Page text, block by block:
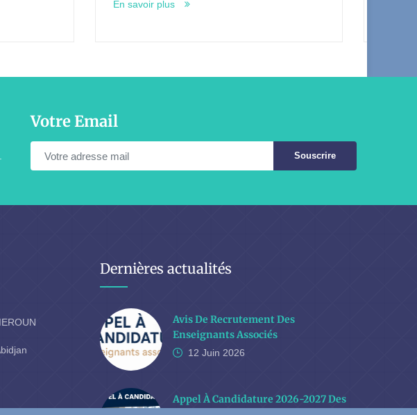
En savoir plus
Votre Email
Souscrire
Dernières actualités
Avis De Recrutement Des
Enseignants Associés
12 Juin 2026
Appel À Candidature 2026-2027 Des